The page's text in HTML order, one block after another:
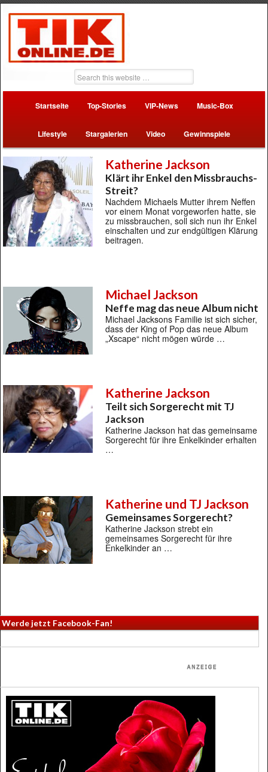
Startseite Top-Stories VIP-News Music-Box
Lifestyle Stargalerien Video Gewinnspiele
Katherine Jackson
Klärt ihr Enkel den Missbrauchs-
Streit?
Nachdem Michaels Mutter ihrem Neffen
vor einem Monat vorgeworfen hatte, sie
zu missbrauchen, soll sich nun ihr Enkel
einschalten und zur endgültigen Klärung
beitragen.
Michael Jackson
Neffe mag das neue Album nicht
Michael Jacksons Familie ist sich sicher,
dass der King of Pop das neue Album
„Xscape“ nicht mögen würde …
Katherine Jackson
Teilt sich Sorgerecht mit TJ
Jackson
Katherine Jackson hat das gemeinsame
Sorgerecht für ihre Enkelkinder erhalten
…
Katherine und TJ Jackson
Gemeinsames Sorgerecht?
Katherine Jackson strebt ein
gemeinsames Sorgerecht für ihre
Enkelkinder an …
Werde jetzt Facebook-Fan!